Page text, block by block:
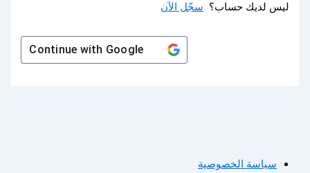
ليس لديك حساب؟ سجّل الآن
Continue withGoogle
سياسة الخصوصية